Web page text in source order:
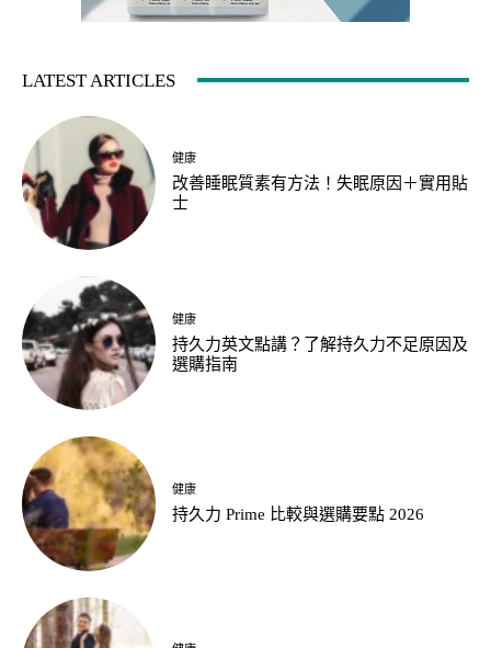
LATEST ARTICLES
健康
改善睡眠質素有方法！失眠原因＋實用貼
士
健康
持久力英文點講？了解持久力不足原因及
選購指南
健康
持久力 Prime 比較與選購要點 2026